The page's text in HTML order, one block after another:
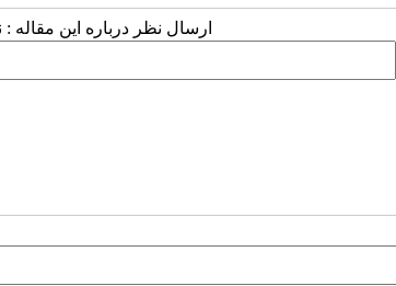
ارسال نظر درباره این مقاله